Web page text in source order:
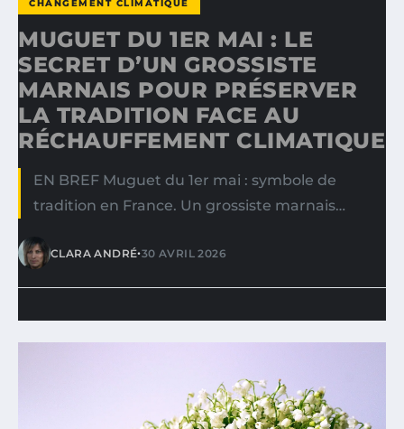
CHANGEMENT CLIMATIQUE
MUGUET DU 1ER MAI : LE
SECRET D’UN GROSSISTE
MARNAIS POUR PRÉSERVER
LA TRADITION FACE AU
RÉCHAUFFEMENT CLIMATIQUE
EN BREF Muguet du 1er mai : symbole de
tradition en France. Un grossiste marnais…
CLARA ANDRÉ•30 AVRIL 2026